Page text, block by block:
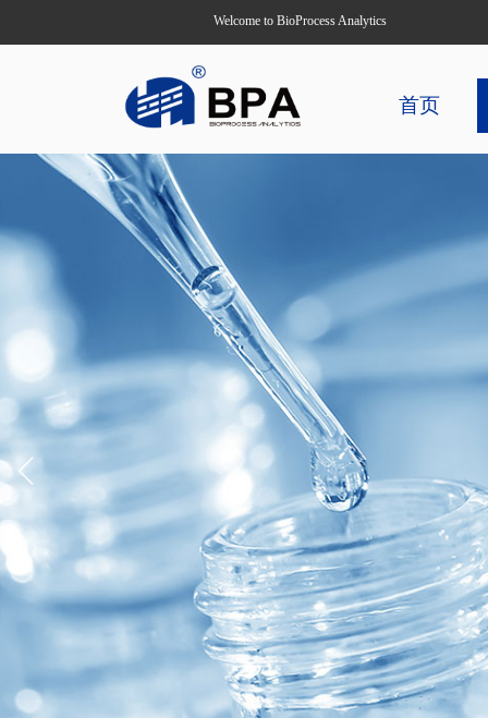
Welcome to BioProcess Analytics
首页